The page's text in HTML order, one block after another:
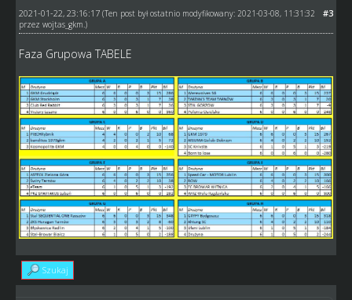
#3
2021-01-22, 23:16:17 (Ten post był ostatnio modyfikowany: 2021-03-08, 11:31:32
przez wojtas_gkm .)
Faza Grupowa TABELE
Szukaj